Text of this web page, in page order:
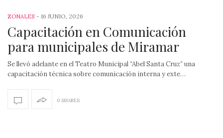
ZONALES - 16 JUNIO, 2026
Capacitación en Comunicación
para municipales de Miramar
Se llevó adelante en el Teatro Municipal “Abel Santa Cruz” una
capacitación técnica sobre comunicación interna y exte…
0 SHARES